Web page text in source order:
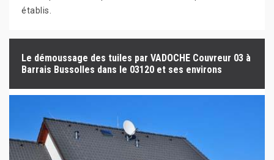
établis.
Le démoussage des tuiles par VADOCHE Couvreur 03 à
Barrais Bussolles dans le 03120 et ses environs